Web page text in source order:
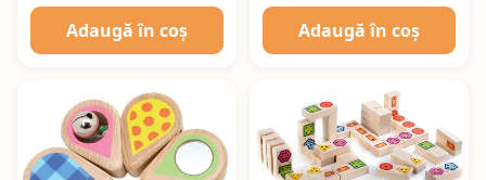
Adaugă în coș
Adaugă în coș